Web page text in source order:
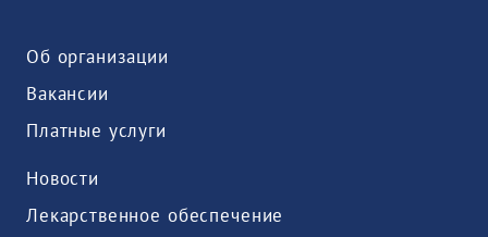
Об организации
Вакансии
Платные услуги
Новости
Лекарственное обеспечение